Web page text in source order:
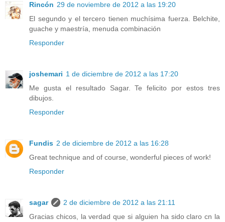
Rincón 29 de noviembre de 2012 a las 19:20
El segundo y el tercero tienen muchísima fuerza. Belchite,
guache y maestría, menuda combinación
Responder
joshemari 1 de diciembre de 2012 a las 17:20
Me gusta el resultado Sagar. Te felicito por estos tres
dibujos.
Responder
Fundis 2 de diciembre de 2012 a las 16:28
Great technique and of course, wonderful pieces of work!
Responder
sagar
2 de diciembre de 2012 a las 21:11
Gracias chicos, la verdad que si alguien ha sido claro cn la